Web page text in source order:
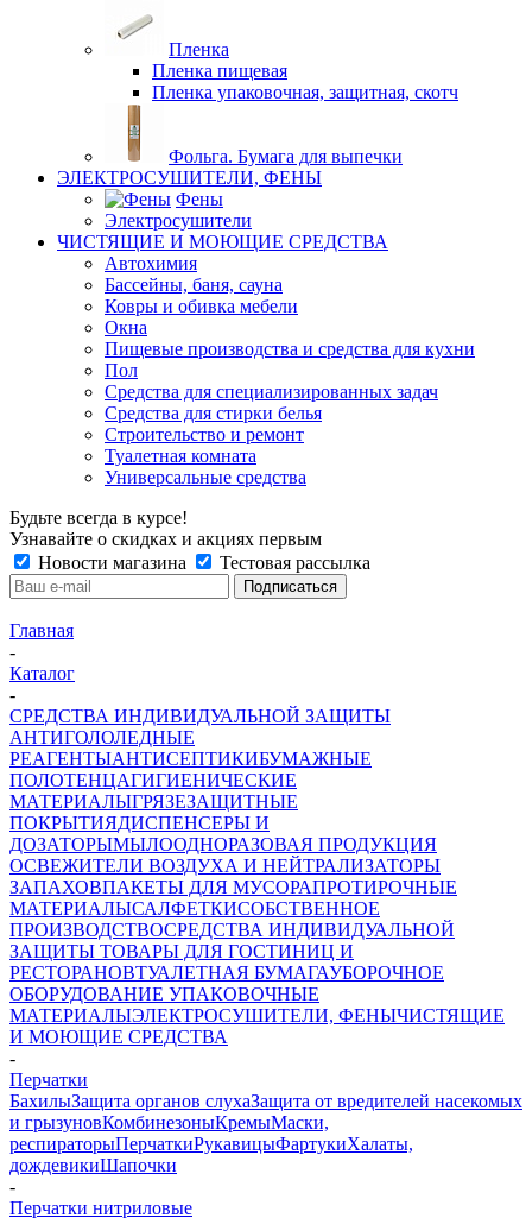
Пленка
Пленка пищевая
Пленка упаковочная, защитная, скотч
Фольга. Бумага для выпечки
ЭЛЕКТРОСУШИТЕЛИ, ФЕНЫ
Фены
Электросушители
ЧИСТЯЩИЕ И МОЮЩИЕ СРЕДСТВА
Автохимия
Бассейны, баня, сауна
Ковры и обивка мебели
Окна
Пищевые производства и средства для кухни
Пол
Средства для специализированных задач
Средства для стирки белья
Строительство и ремонт
Туалетная комната
Универсальные средства
Будьте всегда в курсе!
Узнавайте о скидках и акциях первым
Новости магазина
Тестовая рассылка
Главная
-
Каталог
-
СРЕДСТВА ИНДИВИДУАЛЬНОЙ ЗАЩИТЫ
АНТИГОЛОЛЕДНЫЕ
РЕАГЕНТЫАНТИСЕПТИКИБУМАЖНЫЕ
ПОЛОТЕНЦАГИГИЕНИЧЕСКИЕ
МАТЕРИАЛЫГРЯЗЕЗАЩИТНЫЕ
ПОКРЫТИЯДИСПЕНСЕРЫ И
ДОЗАТОРЫМЫЛООДНОРАЗОВАЯ ПРОДУКЦИЯ
ОСВЕЖИТЕЛИ ВОЗДУХА И НЕЙТРАЛИЗАТОРЫ
ЗАПАХОВПАКЕТЫ ДЛЯ МУСОРАПРОТИРОЧНЫЕ
МАТЕРИАЛЫСАЛФЕТКИСОБСТВЕННОЕ
ПРОИЗВОДСТВОСРЕДСТВА ИНДИВИДУАЛЬНОЙ
ЗАЩИТЫ ТОВАРЫ ДЛЯ ГОСТИНИЦ И
РЕСТОРАНОВТУАЛЕТНАЯ БУМАГАУБОРОЧНОЕ
ОБОРУДОВАНИЕ УПАКОВОЧНЫЕ
МАТЕРИАЛЫЭЛЕКТРОСУШИТЕЛИ, ФЕНЫЧИСТЯЩИЕ
И МОЮЩИЕ СРЕДСТВА
-
Перчатки
БахилыЗащита органов слухаЗащита от вредителей насекомых
и грызуновКомбинезоныКремыМаски,
респираторыПерчаткиРукавицыФартукиХалаты,
дождевикиШапочки
-
Перчатки нитриловые